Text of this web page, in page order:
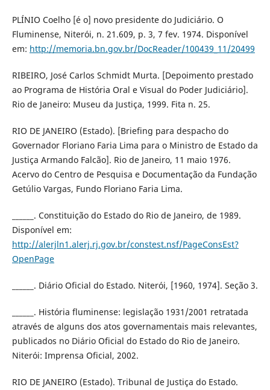
PLÍNIO Coelho [é o] novo presidente do Judiciário. O
Fluminense, Niterói, n. 21.609, p. 3, 7 fev. 1974. Disponível
em: http://memoria.bn.gov.br/DocReader/100439_11/20499
RIBEIRO, José Carlos Schmidt Murta. [Depoimento prestado
ao Programa de História Oral e Visual do Poder Judiciário].
Rio de Janeiro: Museu da Justiça, 1999. Fita n. 25.
RIO DE JANEIRO (Estado). [Briefing para despacho do
Governador Floriano Faria Lima para o Ministro de Estado da
Justiça Armando Falcão]. Rio de Janeiro, 11 maio 1976.
Acervo do Centro de Pesquisa e Documentação da Fundação
Getúlio Vargas, Fundo Floriano Faria Lima.
______. Constituição do Estado do Rio de Janeiro, de 1989.
Disponível em:
http://alerjln1.alerj.rj.gov.br/constest.nsf/PageConsEst?
OpenPage
______. Diário Oficial do Estado. Niterói, [1960, 1974]. Seção 3.
______. História fluminense: legislação 1931/2001 retratada
através de alguns dos atos governamentais mais relevantes,
publicados no Diário Oficial do Estado do Rio de Janeiro.
Niterói: Imprensa Oficial, 2002.
RIO DE JANEIRO (Estado). Tribunal de Justiça do Estado.